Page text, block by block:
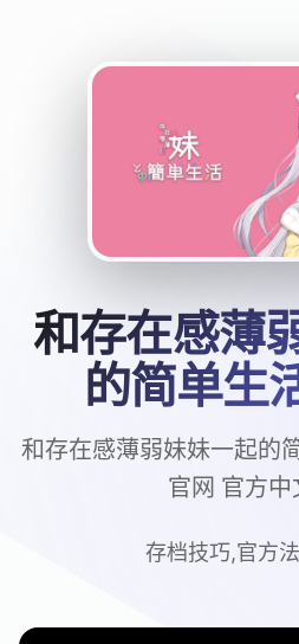
和存在感薄
的简单生
和存在感薄弱妹妹一起的
官网 官方中
存档技巧,官方